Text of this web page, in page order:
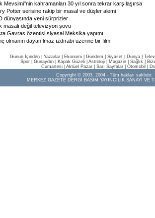
Mevsimi"nin kahramanları 30 yıl sonra tekrar karşılaşırsa
Potter serisine rakip bir masal ve düşler alemi
dünyasında yeni sürprizler
masalı değil televizyon şovu
Gavras özentisi siyasal Meksika yapımı
olmanın dayanılmaz ızdırabı üzerine bir film
Günün İçinden Yazarlar Ekonomi Gündem Siyaset Dünya |
Spor
Günaydın Kapak Güzeli Astroloji Magazin Sağlık
Cumartesi| Aktüel Pazar| Sarı Sayfalar| Otomobil
Copyright © 2003, 2004 - Tüm hakları saklıdır.
MERKEZ GAZETE DERGİ BASIM YAYINCILIK SANAYİ VE